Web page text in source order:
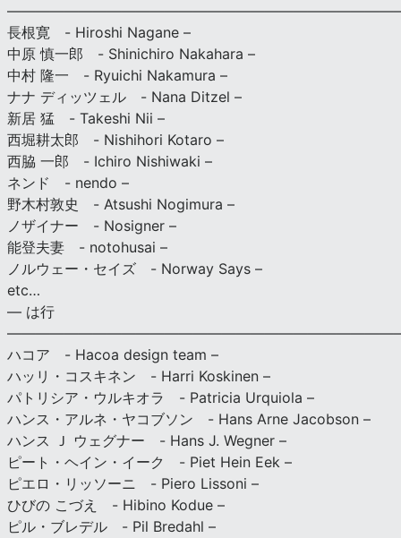
長根寛 - Hiroshi Nagane –
中原 慎一郎 - Shinichiro Nakahara –
中村 隆一 - Ryuichi Nakamura –
ナナ ディッツェル - Nana Ditzel –
新居 猛 - Takeshi Nii –
西堀耕太郎 - Nishihori Kotaro –
西脇 一郎 - Ichiro Nishiwaki –
ネンド - nendo –
野木村敦史 - Atsushi Nogimura –
ノザイナー - Nosigner –
能登夫妻 - notohusai –
ノルウェー・セイズ - Norway Says –
etc…
— は行
ハコア - Hacoa design team –
ハッリ・コスキネン - Harri Koskinen –
パトリシア・ウルキオラ - Patricia Urquiola –
ハンス・アルネ・ヤコブソン - Hans Arne Jacobson –
ハンス Ｊ ウェグナー - Hans J. Wegner –
ピート・ヘイン・イーク - Piet Hein Eek –
ピエロ・リッソーニ - Piero Lissoni –
ひびの こづえ - Hibino Kodue –
ピル・ブレデル - Pil Bredahl –